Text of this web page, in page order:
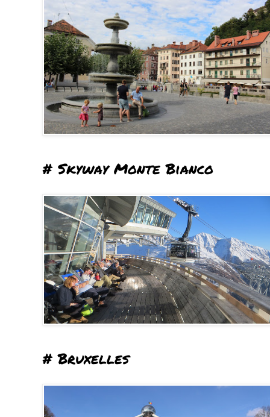
# Skyway Monte Bianco
# Bruxelles